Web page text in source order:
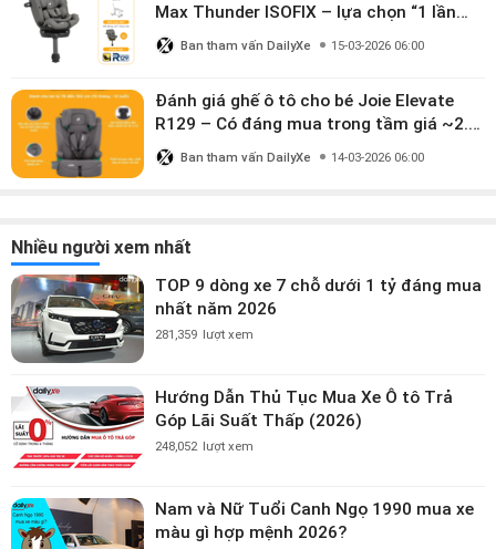
Max Thunder ISOFIX – lựa chọn “1 lần
dùng đến 12 năm” có đáng giá gần 9
triệu?
Ban tham vấn DailyXe 15-03-2026 06:00
Đánh giá ghế ô tô cho bé Joie Elevate
R129 – Có đáng mua trong tầm giá ~2.8
triệu?
Ban tham vấn DailyXe 14-03-2026 06:00
Nhiều người xem nhất
TOP 9 dòng xe 7 chỗ dưới 1 tỷ đáng mua
nhất năm 2026
281,359 lượt xem
Hướng Dẫn Thủ Tục Mua Xe Ô tô Trả
Góp Lãi Suất Thấp (2026)
248,052 lượt xem
Nam và Nữ Tuổi Canh Ngọ 1990 mua xe
màu gì hợp mệnh 2026?